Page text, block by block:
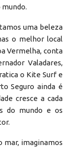
uma beleza
o melhor local
Vermelha, conta
Valadares,
o Kite Surf e
Seguro ainda é
cresce a cada
do mundo e os
mar, imaginamos